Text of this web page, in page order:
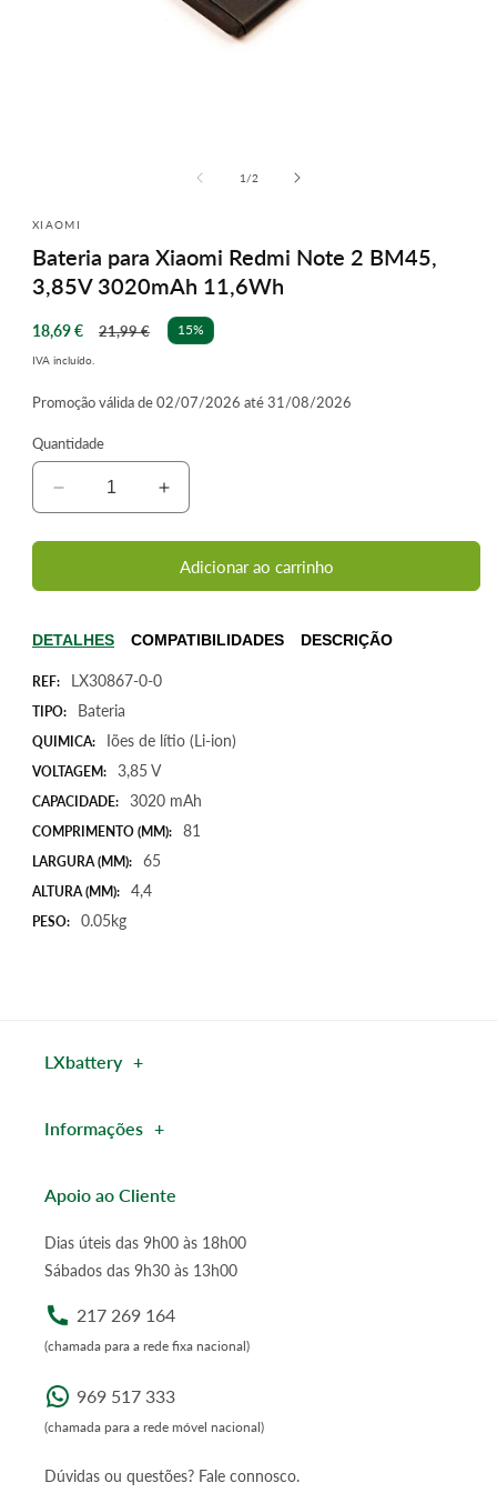
modal
1 /de
2
XIAOMI
Bateria para Xiaomi Redmi Note 2 BM45,
3,85V 3020mAh 11,6Wh
Preço
de
18,69 €
Preço
21,99 € 15%
IVA incluído.
Promoção válida de 02/07/2026 até 31/08/2026
Quantidade
Diminuir
a
quantidade
Bateria
Xiaomi
Note
2
BM45,
3,85V
3020mAh
11,6Wh
Aumentar
a
quantidade
de
Bateria
Xiaomi
BM45,
3,85V
11,6Wh
Adicionar ao carrinho
DETALHES COMPATIBILIDADES DESCRIÇÃO
REF: LX30867-0-0
TIPO: Bateria
QUIMICA: Iões de lítio (Li-ion)
VOLTAGEM: 3,85 V
CAPACIDADE: 3020 mAh
COMPRIMENTO (MM): 81
LARGURA (MM): 65
ALTURA (MM): 4,4
PESO: 0.05kg
LXbattery
Informações
Apoio ao Cliente
Dias úteis das 9h00 às 18h00
Sábados das 9h30 às 13h00
217 269 164
(chamada para a rede fixa nacional)
969 517 333
(chamada para a rede móvel nacional)
Dúvidas ou questões? Fale connosco.